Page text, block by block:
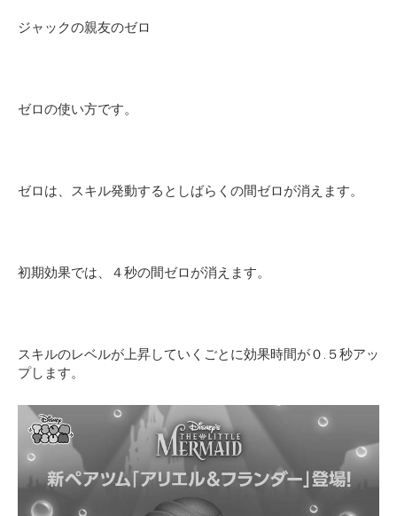
ジャックの親友のゼロ
ゼロの使い方です。
ゼロは、スキル発動するとしばらくの間ゼロが消えます。
初期効果では、４秒の間ゼロが消えます。
スキルのレベルが上昇していくごとに効果時間が０.５秒アッ
プします。